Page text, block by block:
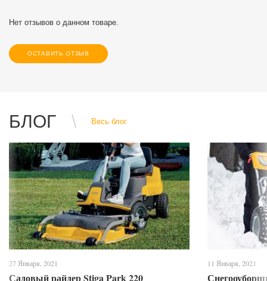
Нет отзывов о данном товаре.
ОСТАВИТЬ ОТЗЫВ
БЛОГ Весь блог
27 Января, 2021
Садовый райдер Stiga Park 220
11 Января, 2021